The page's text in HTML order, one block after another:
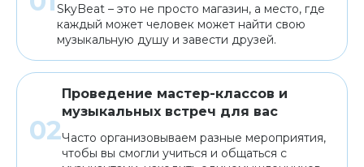
SkyBeat – это не просто магазин, а место, где
каждый может человек может найти свою
музыкальную душу и завести друзей.
Проведение мастер-классов и
музыкальных встреч для вас
Часто организовываем разные мероприятия,
чтобы вы смогли учиться и общаться с